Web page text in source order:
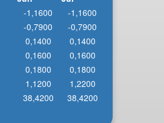
-1,1600
-1,1600
-0,7900
-0,7900
0,1400
0,1400
0,1600
0,1600
0,1800
0,1800
1,1200
1,2200
38,4200 38,4200